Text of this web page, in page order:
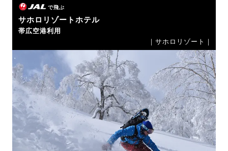
で飛ぶ
サホロリゾートホテル
帯広空港利用
｜サホロリゾート｜